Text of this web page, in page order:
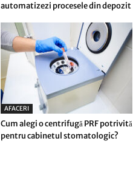
automatizezi procesele din depozit
AFACERI
Cum alegi o centrifugă PRF potrivită
pentru cabinetul stomatologic?